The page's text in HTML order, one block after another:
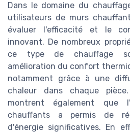
Dans le domaine du
utilisateurs de murs
évaluer l'efficacité et le
innovant. De nombreux
ce type de chauffage
amélioration du confort
notamment grâce à une
chaleur dans chaque
montrent également que
chauffants a permis de
d'énergie significatives. En